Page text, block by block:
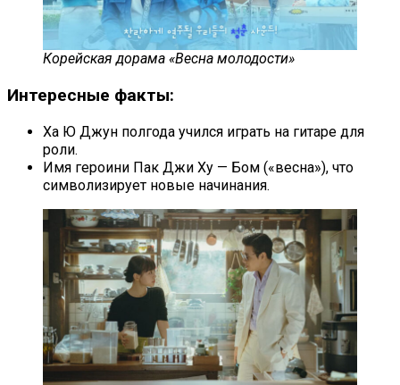
Корейская дорама «Весна молодости»
Интересные факты:
Ха Ю Джун полгода учился играть на гитаре для
роли.
Имя героини Пак Джи Ху — Бом («весна»), что
символизирует новые начинания.